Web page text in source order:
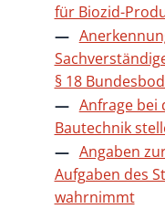
für Biozid-
§ 18
Anfrage bei
Bautechnik
Angaben
Aufgaben des
wahrnimmt